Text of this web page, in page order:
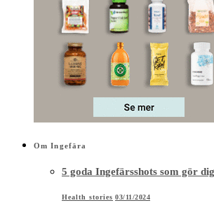
Om Ingefära
5 goda Ingefärsshots som gör
Health stories 03/11/2024